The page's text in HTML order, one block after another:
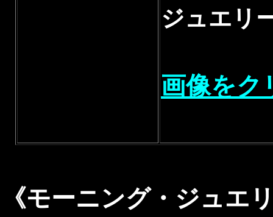
ジュエリ
画像をク
《モーニング・ジュエ